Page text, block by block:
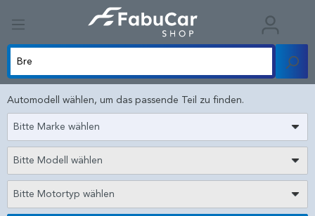
Automodell wählen, um das passende Teil zu finden.
Bitte Marke wählen
Bitte Modell wählen
Bitte Motortyp wählen